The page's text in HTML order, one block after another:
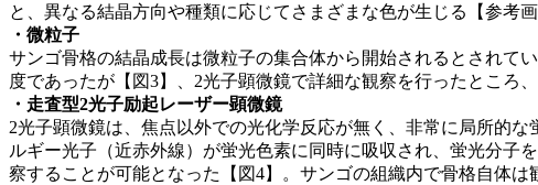
と、異なる結晶方向や種類に応じてさまざまな色が生じる【参考
・ 微粒子
サンゴ骨格の結晶成長は微粒子の集合体から開始されるとされて
度であったが【図3】、2光子顕微鏡で詳細な観察を行ったところ
・ 走査型2光子励起レーザー顕微鏡
2光子顕微鏡は、焦点以外での光化学反応が無く、非常に局所的
ルギー光子（近赤外線）が蛍光色素に同時に吸収され、蛍光分子
察することが可能となった【図4】。サンゴの組織内で骨格自体